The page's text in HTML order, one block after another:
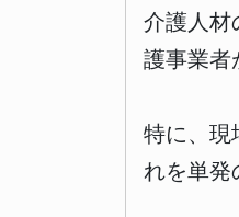
介護人材
護事業者
特に、現
れを単発